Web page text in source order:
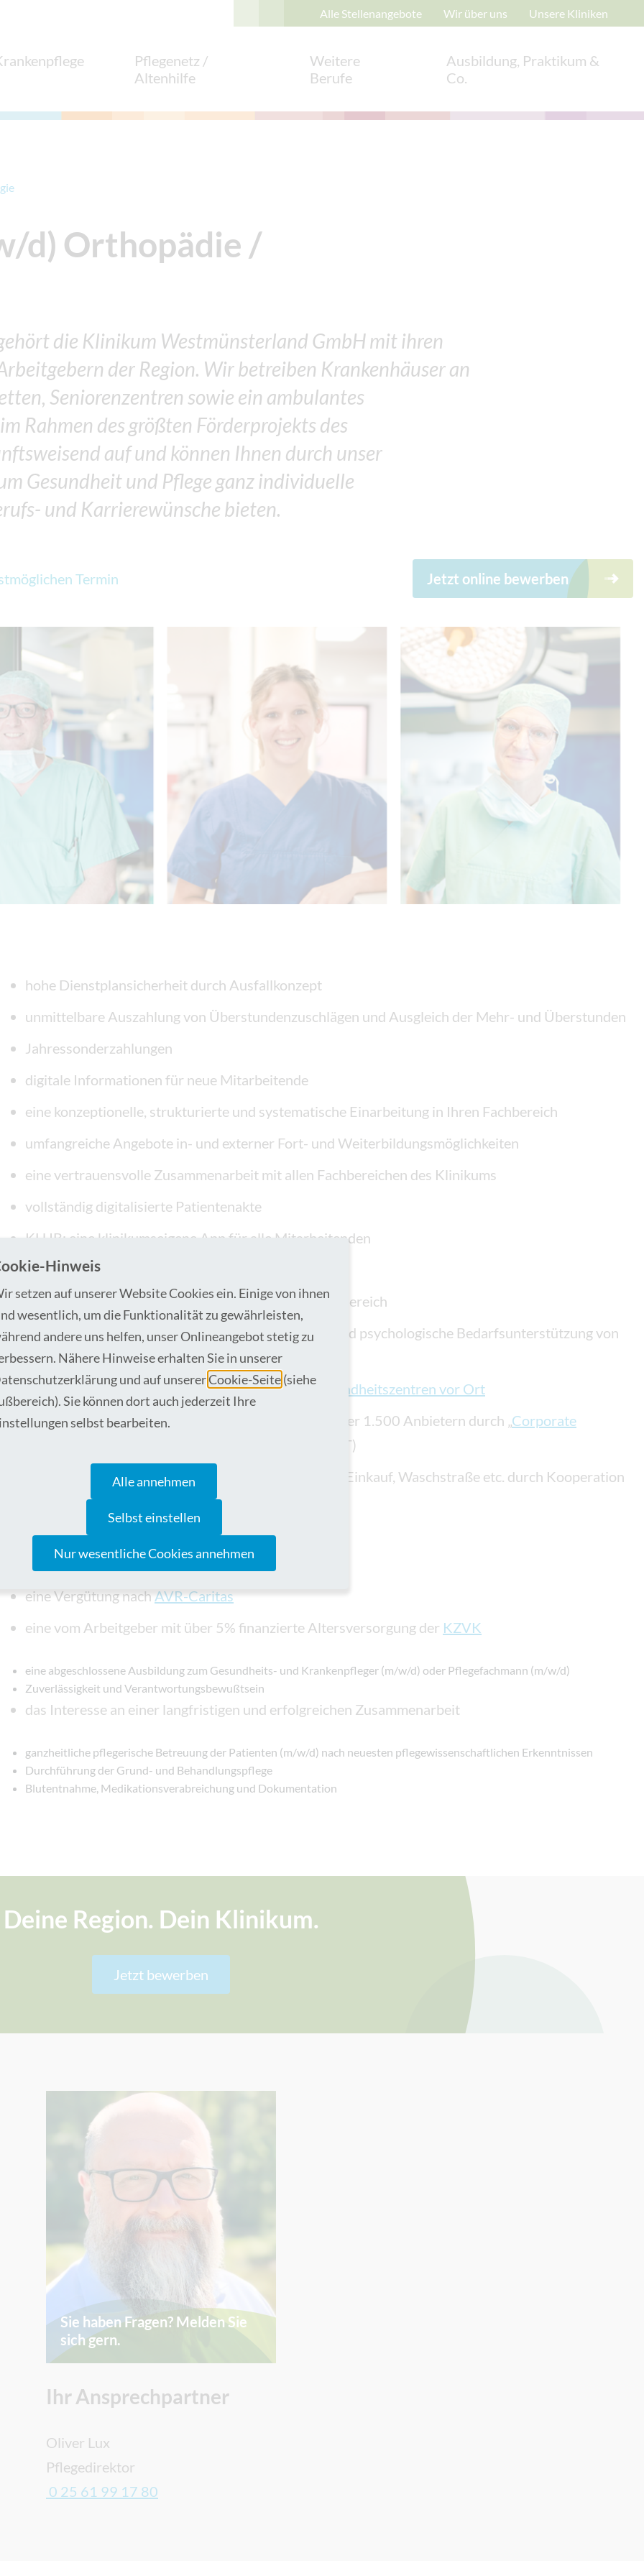
Pflegenetz /
Altenhilfe
Weitere
Berufe
Ausbildung, Praktikum &
Co.
Alle Stellenangebote Wir über uns Unsere Kliniken
d) Orthopädie /
die Klinikum Westmünsterland GmbH mit ihren
der Region. Wir betreiben Krankenhäuser an
Seniorenzentren sowie ein ambulantes
Rahmen des größten Förderprojekts des
auf und können Ihnen durch unser
Gesundheit und Pflege ganz individuelle
und Karrierewünsche bieten.
Termin Jetzt online bewerben
hohe Dienstplansicherheit durch Ausfallkonzept
unmittelbare Auszahlung von Überstundenzuschlägen und Ausgleich der Mehr- und Überstunden
Jahressonderzahlungen
digitale Informationen für neue Mitarbeitende
eine konzeptionelle, strukturierte und systematische Einarbeitung in Ihren Fachbereich
umfangreiche Angebote in- und externer Fort- und Weiterbildungsmöglichkeiten
eine vertrauensvolle Zusammenarbeit mit allen Fachbereichen des Klinikums
vollständig digitalisierte Patientenakte
KLUB: eine klinikumseigene App für alle Mitarbeitenden
online-Pflichtfortbildungen per WebTV
Mitarbeiterparkplätze und ein gesicherter Fahrrad-Bereich
Gesundheitsfürsorge durch Angebote „Rückenfit“ und psychologische Bedarfsunterstützung von
Sprechstunden bis Präventiv-Reha
finanzielle Arbeitgeber-Beteiligung in unserenGesundheitszentren vor Ort
regionale und überregionale Vergünstigungen bei über 1.500 Anbietern durch „Corporate
“ (z. B. SKY, Samsung, Expedia, home24, SIXT)
exklusive lokale Angebote in z. B. Restaurants, Kino, Einkauf, Waschstraße etc. durch Kooperation
Lokalerie
Bike-Leasing
eine Vergütung nachAVR-Caritas
eine vom Arbeitgeber mit über 5% finanzierte Altersversorgung der KZVK
eine abgeschlossene Ausbildung zum Gesundheits- und Krankenpfleger (m/w/d) oder Pflegefachmann (m/w/d)
Zuverlässigkeit und Verantwortungsbewußtsein
das Interesse an einer langfristigen und erfolgreichen Zusammenarbeit
ganzheitliche pflegerische Betreuung der Patienten (m/w/d) nach neuesten pflegewissenschaftlichen Erkenntnissen
Durchführung der Grund- und Behandlungspflege
Blutentnahme, Medikationsverabreichung und Dokumentation
Deine Region. Dein Klinikum.
Jetzt bewerben
Sie haben Fragen? Melden Sie
sich gern.
Ihr Ansprechpartner
Oliver Lux
Pflegedirektor
0 25 61 99 17 80
Hinweis
setzen auf unserer Website Cookies ein. Einige von ihnen
wesentlich, um die Funktionalität zu gewährleisten,
andere uns helfen, unser Onlineangebot stetig zu
Nähere Hinweise erhalten Sie in unserer
und auf unsererCookie-Seite(siehe
Sie können dort auch jederzeit Ihre
selbst bearbeiten.
Alle annehmen
Selbst einstellen
Nur wesentliche Cookies annehmen